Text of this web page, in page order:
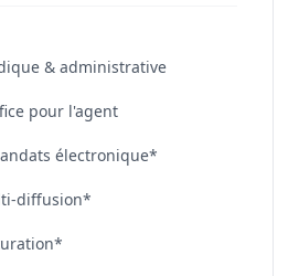
& administrative
pour l'agent
électronique*
diffusion*